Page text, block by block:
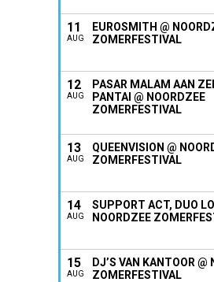
11
AUG
EUROSMITH @
ZOMERFESTIVAL
12
AUG
PASAR MALAM AAN
PANTAI @ NOORDZEE
ZOMERFESTIVAL
13
AUG
QUEENVISION @
ZOMERFESTIVAL
14
AUG
SUPPORT ACT, DUO
NOORDZEE
15
AUG
DJ’S VAN KANTOOR @
ZOMERFESTIVAL